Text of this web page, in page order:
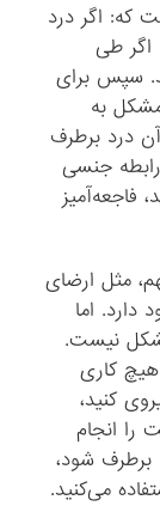
که: اگر درد
اگر طی
سپس برای
به
درد برطرف
جنسی
فاجعه‌آمیز
مثل ارضای
دارد. اما
نیست.
هیچ کاری
کنید،
را انجام
برطرف شود،
می‌کنید.